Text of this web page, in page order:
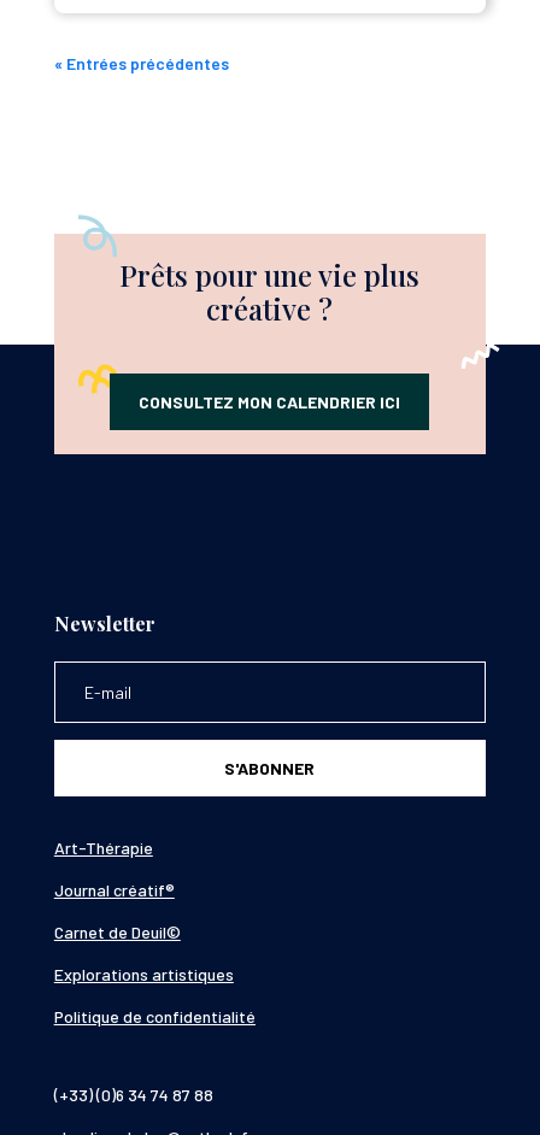
« Entrées précédentes
Prêts pour une vie plus
créative ?
CONSULTEZ MON CALENDRIER ICI
Newsletter
S'ABONNER
Art-Thérapie
Journal créatif®
Carnet de Deuil©
Explorations artistiques
Politique de confidentialité
(+33) (0)6 34 74 87 88